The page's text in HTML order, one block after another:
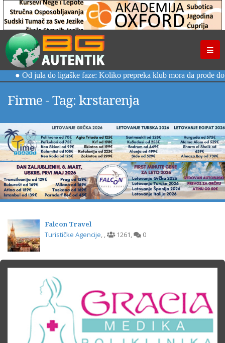
Firme - Tag: krstarenja
Falcon Travel
Turističke Agencije, , 1261, 0